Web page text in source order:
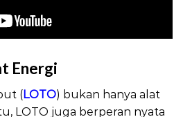
Energi
(LOTO) bukan hanya alat
LOTO juga berperan nyata